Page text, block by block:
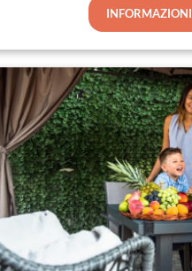
INFORMAZIONI